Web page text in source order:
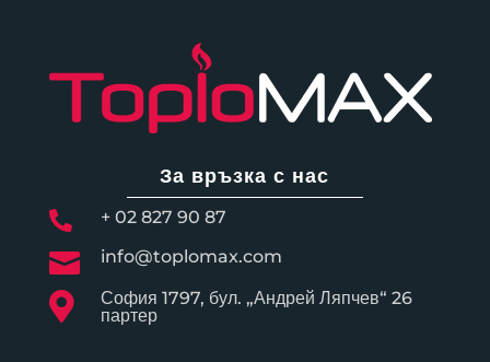
За връзка с нас
 + 02 827 90 87
 info@toplomax.com

София 1797, бул. „Андрей Ляпчев“ 26
партер